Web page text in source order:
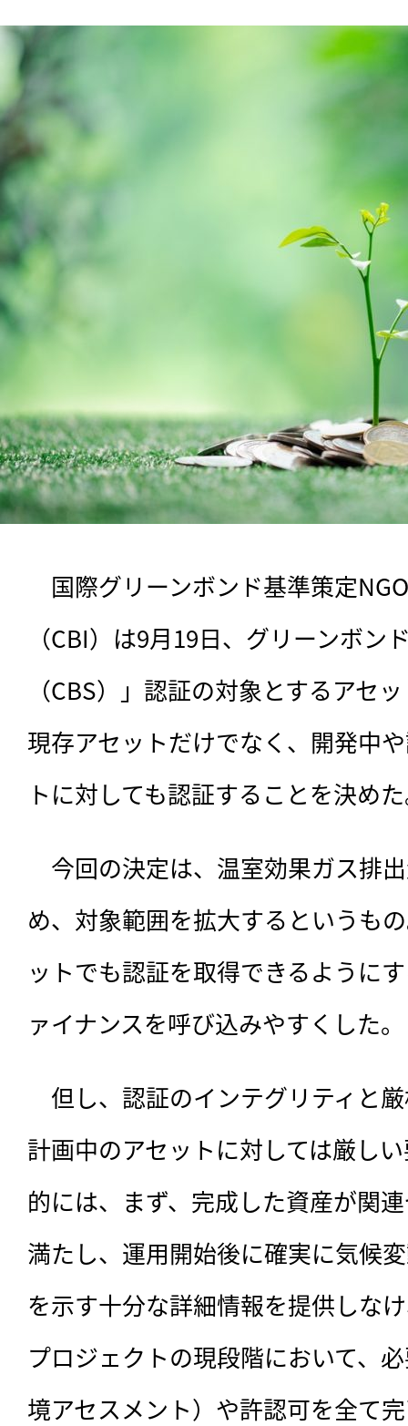
国際グリーンボンド基準策定
（CBI）は9月19日、グリーンボン
（CBS）」認証の対象とするアセ
現存アセットだけでなく、開発中
トに対しても認証することを決め
今回の決定は、 温室効果ガス排
め、対象範囲を拡大するというも
ットでも認証を取得できるように
ァイナンスを呼び込みやすくした。
但し、認証のインテグリティと
計画中のアセットに対しては厳し
的には、まず、完成した資産が関
満たし、運用開始後に確実に気候
を示す十分な詳細情報を提供しな
プロジェクトの現段階において、
境アセスメント）や許認可を全て